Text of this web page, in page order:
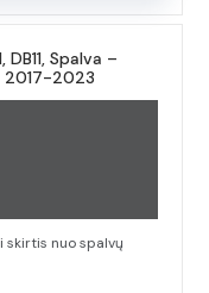
DB11, Spalva –
2017-2023
skirtis nuo spalvų